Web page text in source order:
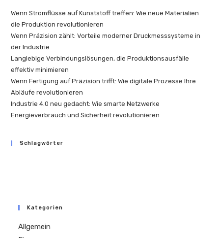
Wenn Stromflüsse auf Kunststoff treffen: Wie neue Materialien
die Produktion revolutionieren
Wenn Präzision zählt: Vorteile moderner Druckmesssysteme in
der Industrie
Langlebige Verbindungslösungen, die Produktionsausfälle
effektiv minimieren
Wenn Fertigung auf Präzision trifft: Wie digitale Prozesse Ihre
Abläufe revolutionieren
Industrie 4.0 neu gedacht: Wie smarte Netzwerke
Energieverbrauch und Sicherheit revolutionieren
Schlagwörter
Kategorien
Allgemein